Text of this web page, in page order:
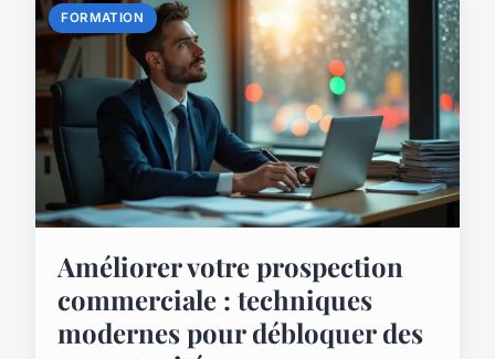
FORMATION
Améliorer votre prospection
commerciale : techniques
modernes pour débloquer des